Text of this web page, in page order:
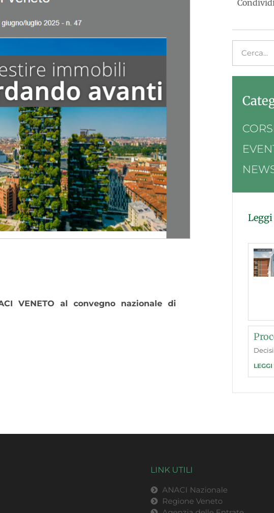
VENETO al convegno nazionale di
Leggi
LINK UTILI
ANACI Nazionale
Regione Veneto